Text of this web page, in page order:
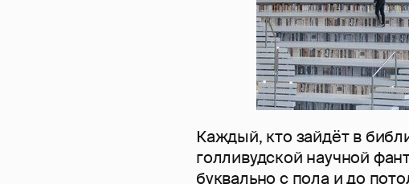
Каждый, кто зайдёт в
голливудской научной
буквально с пола и до